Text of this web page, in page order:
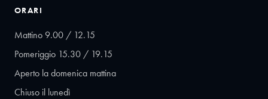
ORARI
Mattino 9.00 / 12.15
Pomeriggio 15.30 / 19.15
Aperto la domenica mattina
Chiuso il lunedì